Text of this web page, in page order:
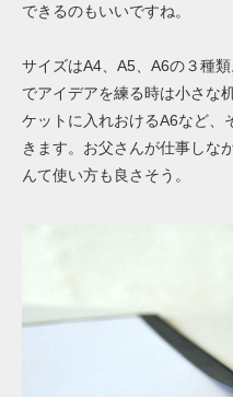
できるのもいいですね。
サイズはA4、A5、A6の３種
でアイデアを練る時は小さな
ケットに入れおけるA6など、
きます。お父さんが仕事し
んて使い方も良さそう。